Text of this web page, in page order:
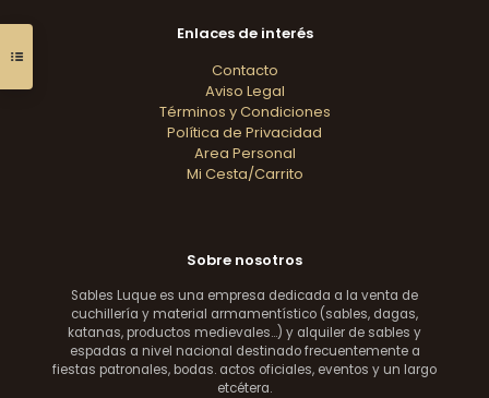
Enlaces de interés
Contacto
Aviso Legal
Términos y Condiciones
Política de Privacidad
Area Personal
Mi Cesta/Carrito
Sobre nosotros
Sables Luque es una empresa dedicada a la venta de
cuchillería y material armamentístico (sables, dagas,
katanas, productos medievales...) y alquiler de sables y
espadas a nivel nacional destinado frecuentemente a
fiestas patronales, bodas. actos oficiales, eventos y un largo
etcétera.